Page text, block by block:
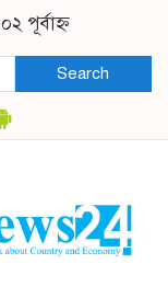
পূর্বাহ্ন
Search